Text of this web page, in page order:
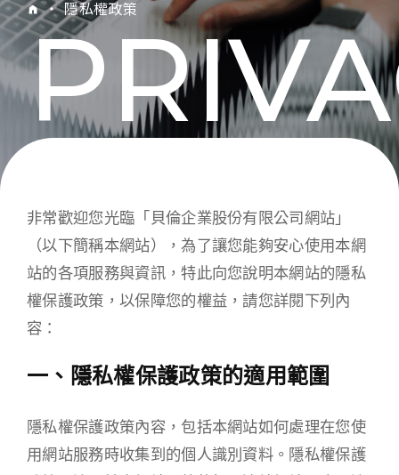
・ 隱私權政策
非常歡迎您光臨「貝倫企業股份有限公司網站」
（以下簡稱本網站），為了讓您能夠安心使用本網
站的各項服務與資訊，特此向您說明本網站的隱私
權保護政策，以保障您的權益，請您詳閱下列內
容：
一、隱私權保護政策的適用範圍
隱私權保護政策內容，包括本網站如何處理在您使
用網站服務時收集到的個人識別資料。隱私權保護